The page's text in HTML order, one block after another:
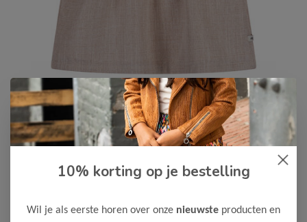
Le Chic
Le Chic Meisjes Baby Jurk Saysi
10% korting op je bestelling
Wil je als eerste horen over onze nieuwste producten en